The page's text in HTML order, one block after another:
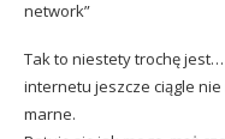
network”
Tak to niestety trochę jest…
internetu jeszcze ciągle
marne.